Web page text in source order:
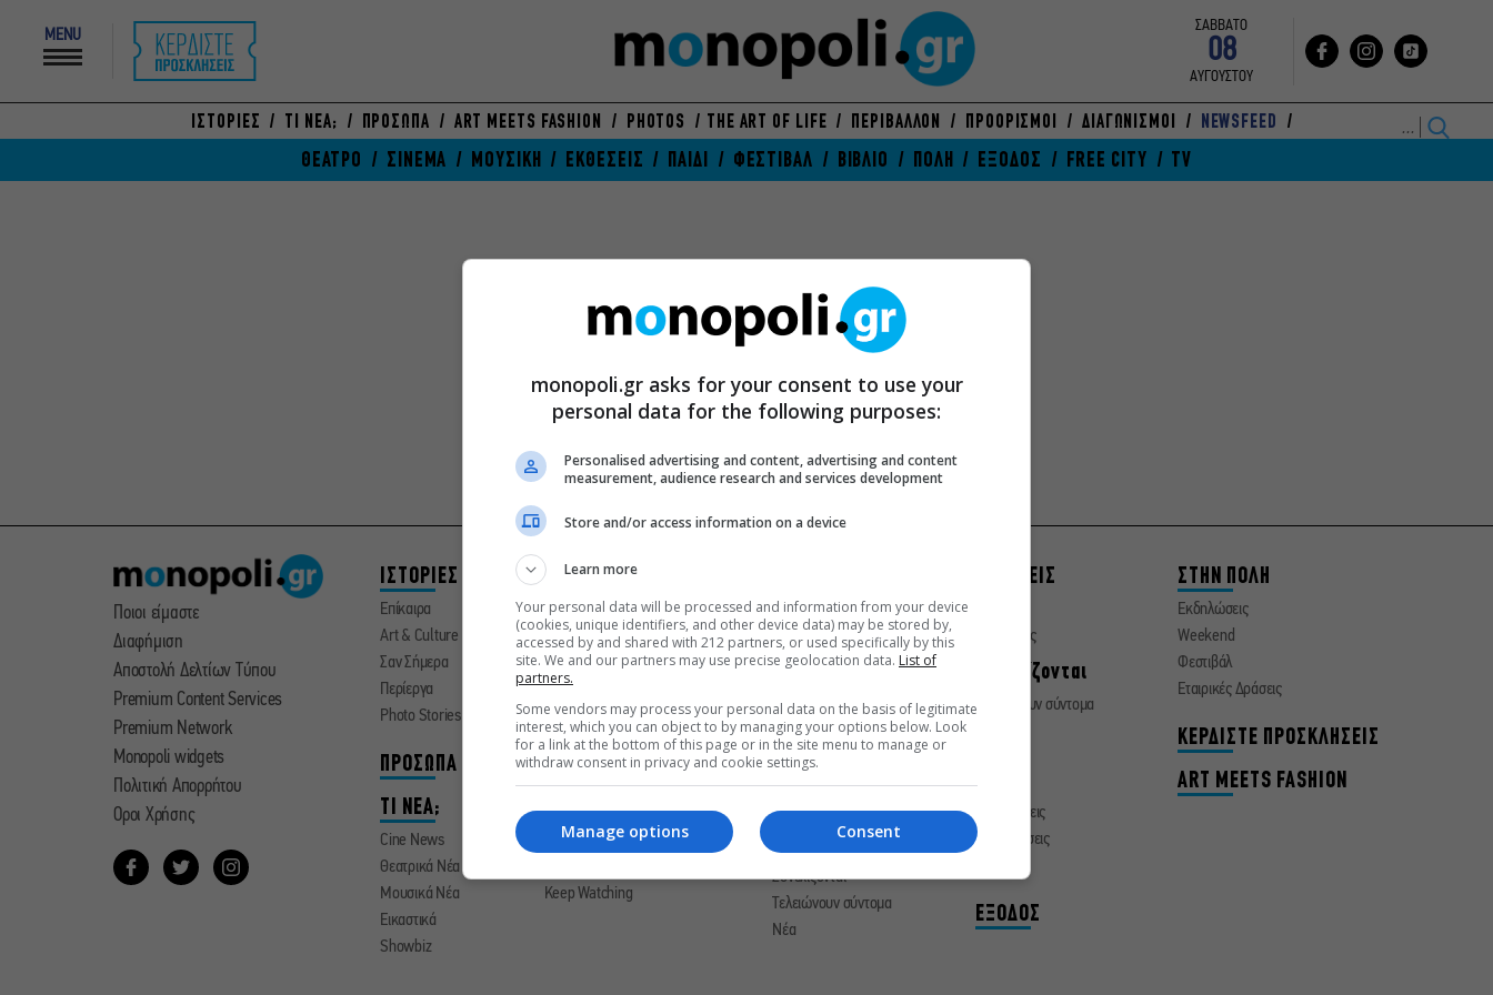
MENU
ΣΑΒΒΑΤΟ
08
ΑΥΓΟΥΣΤΟΥ
ΙΣΤΟΡΙΕΣ ΤΙ ΝΕΑ; ΠΡΟΣΩΠΑ ART MEETS FASHION PHOTOS THE ART OF LIFE ΠΕΡΙΒΑΛΛΟΝ ΠΡΟΟΡΙΣΜΟΙ ΔΙΑΓΩΝΙΣΜΟΙ NEWSFEED
ΘΕΑΤΡΟ ΣΙΝΕΜΑ ΜΟΥΣΙΚΗ ΕΚΘΕΣΕΙΣ ΠΑΙΔΙ ΦΕΣΤΙΒΑΛ ΒΙΒΛΙΟ ΠΟΛΗ ΕΞΟΔΟΣ FREE CITY TV
Ποιοι είμαστε
Διαφήμιση
Αποστολή Δελτίων Τύπου
Premium Content Services
Premium Network
Monopoli widgets
Πολιτική Απορρήτου
Οροι Χρήσης
ΙΣΤΟΡΙΕΣ
Επίκαιρα
Art & Culture
Σαν Σήμερα
Περίεργα
Photo Stories
ΠΡΟΣΩΠΑ
ΤΙ ΝΕΑ;
Cine News
Θεατρικά Νέα
Μουσικά Νέα
Εικαστικά
Showbiz
ΒΙΒΛΙΟ
ΕΥ ΖΗΝ
Προορισμοί
Υγεία-Ομορφιά
Διατροφή
Αγορές
ΣΙΝΕΜΑ
Οι πρεμιέρες με μια ματιά
Συνεχίζονται
Keep Watching
Θέματα
Κριτική Θεάτρου
Προσεχώς
Τελειώνουν σύντομα
Νέα
ΜΟΥΣΙΚΗ
Προσεχώς
Συνεχίζονται
Τελειώνουν σύντομα
Νέα
ΕΚΘΕΣΕΙΣ
Προσεχώς
Συνεχίζονται
Τελειώνουν σύντομα
ΠΑΙΔΙ
Εκδηλώσεις
Παραστάσεις
ΕΞΟΔΟΣ
ΣΤΗΝ ΠΟΛΗ
Εκδηλώσεις
Weekend
Φεστιβάλ
Εταιρικές Δράσεις
ΚΕΡΔΙΣΤΕ ΠΡΟΣΚΛΗΣΕΙΣ
ART MEETS FASHION
monopoli.gr asks for your consent to use your
personal data for the following purposes:
Personalised advertising and content, advertising and content
measurement, audience research and services development
Store and/or access information on a device
Learn more
Your personal data will be processed and information from your device
(cookies, unique identifiers, and other device data) may be stored by,
accessed by and shared with 212 partners, or used specifically by this
site. We and our partners may use precise geolocation data. List of
partners.
Some vendors may process your personal data on the basis of legitimate
interest, which you can object to by managing your options below. Look
for a link at the bottom of this page or in the site menu to manage or
withdraw consent in privacy and cookie settings.
Consent
Manage options